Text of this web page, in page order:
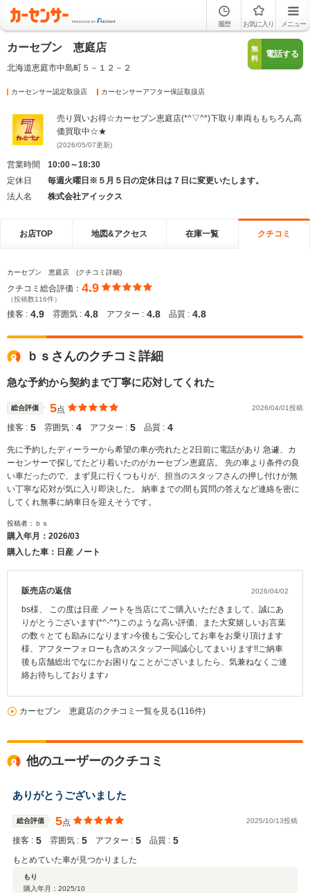
履歴 お気に入り メニュー
カーセブン 恵庭店
北海道恵庭市中島町５－１２－２
無
料
電話する
カーセンサー認定取扱店 カーセンサーアフター保証取扱店
売り買いお得☆カーセブン恵庭店(*^▽^*)下取り車両ももちろん高
価買取中☆★
(2026/05/07更新)
営業時間
10:00～18:30
定休日
毎週火曜日※５月５日の定休日は７日に変更いたします。
法人名
株式会社アイックス
お店TOP 地図&アクセス 在庫一覧 クチコミ
カーセブン 恵庭店 (クチコミ詳細)
クチコミ総合評価： 4.9
（投稿数116件）
接客 : 4.9 雰囲気 : 4.8 アフター : 4.8 品質 : 4.8
ｂｓさんのクチコミ詳細
急な予約から契約まで丁寧に応対してくれた
総合評価 5点 2026/04/01投稿
接客 : 5 雰囲気 : 4 アフター : 5 品質 : 4
先に予約したディーラーから希望の車が売れたと2日前に電話があり 急遽、カ
ーセンサーで探してたどり着いたのがカーセブン恵庭店。 先の車より条件の良
い車だったので、まず見に行くつもりが、担当のスタッフさんの押し付けが無
い丁寧な応対が気に入り即決した。 納車までの間も質問の答えなど連絡を密に
してくれ無事に納車日を迎えそうです。
投稿者：ｂｓ
購入年月： 2026/03
購入した車：日産 ノート
販売店の返信 2026/04/02
bs様、 この度は日産 ノートを当店にてご購入いただきまして、誠にあ
りがとうございます(*^-^*)このような高い評価、また大変嬉しいお言葉
の数々とても励みになります♪今後もご安心してお車をお乗り頂けます
様、アフターフォローも含めスタッフ一同誠心してまいります!!ご納車
後も店舗総出でなにかお困りなことがございましたら、気兼ねなくご連
絡お待ちしております♪
カーセブン 恵庭店のクチコミ一覧を見る(116件)
他のユーザーのクチコミ
ありがとうございました
総合評価 5点 2025/10/13投稿
接客 : 5 雰囲気 : 5 アフター : 5 品質 : 5
もとめていた車が見つかりました
もり
購入年月： 2025/10